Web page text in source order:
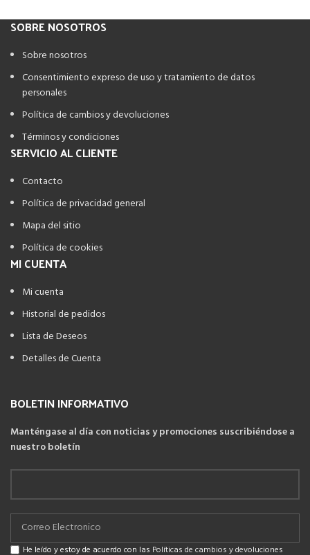
SOBRE NOSOTROS
Sobre nosotros
Consentimiento expreso de uso y tratamiento de datos
personales
Política de cambios y devoluciones
Términos y condiciones
SERVICIO AL CLIENTE
Contacto
Política de privacidad general
Mapa del sitio
Política de cookies
MI CUENTA
Mi cuenta
Historial de pedidos
Lista de Deseos
Detalles de Cuenta
BOLETIN INFORMATIVO
Manténgase al día con noticias y promociones suscribiéndose a
nuestro boletín
He leído y estoy de acuerdo con las Políticas de cambios y devoluciones